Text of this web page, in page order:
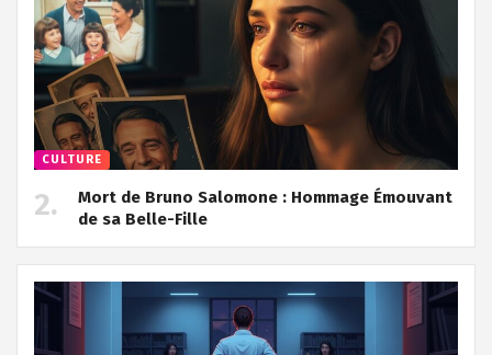
CULTURE
Mort de Bruno Salomone : Hommage Émouvant
de sa Belle-Fille